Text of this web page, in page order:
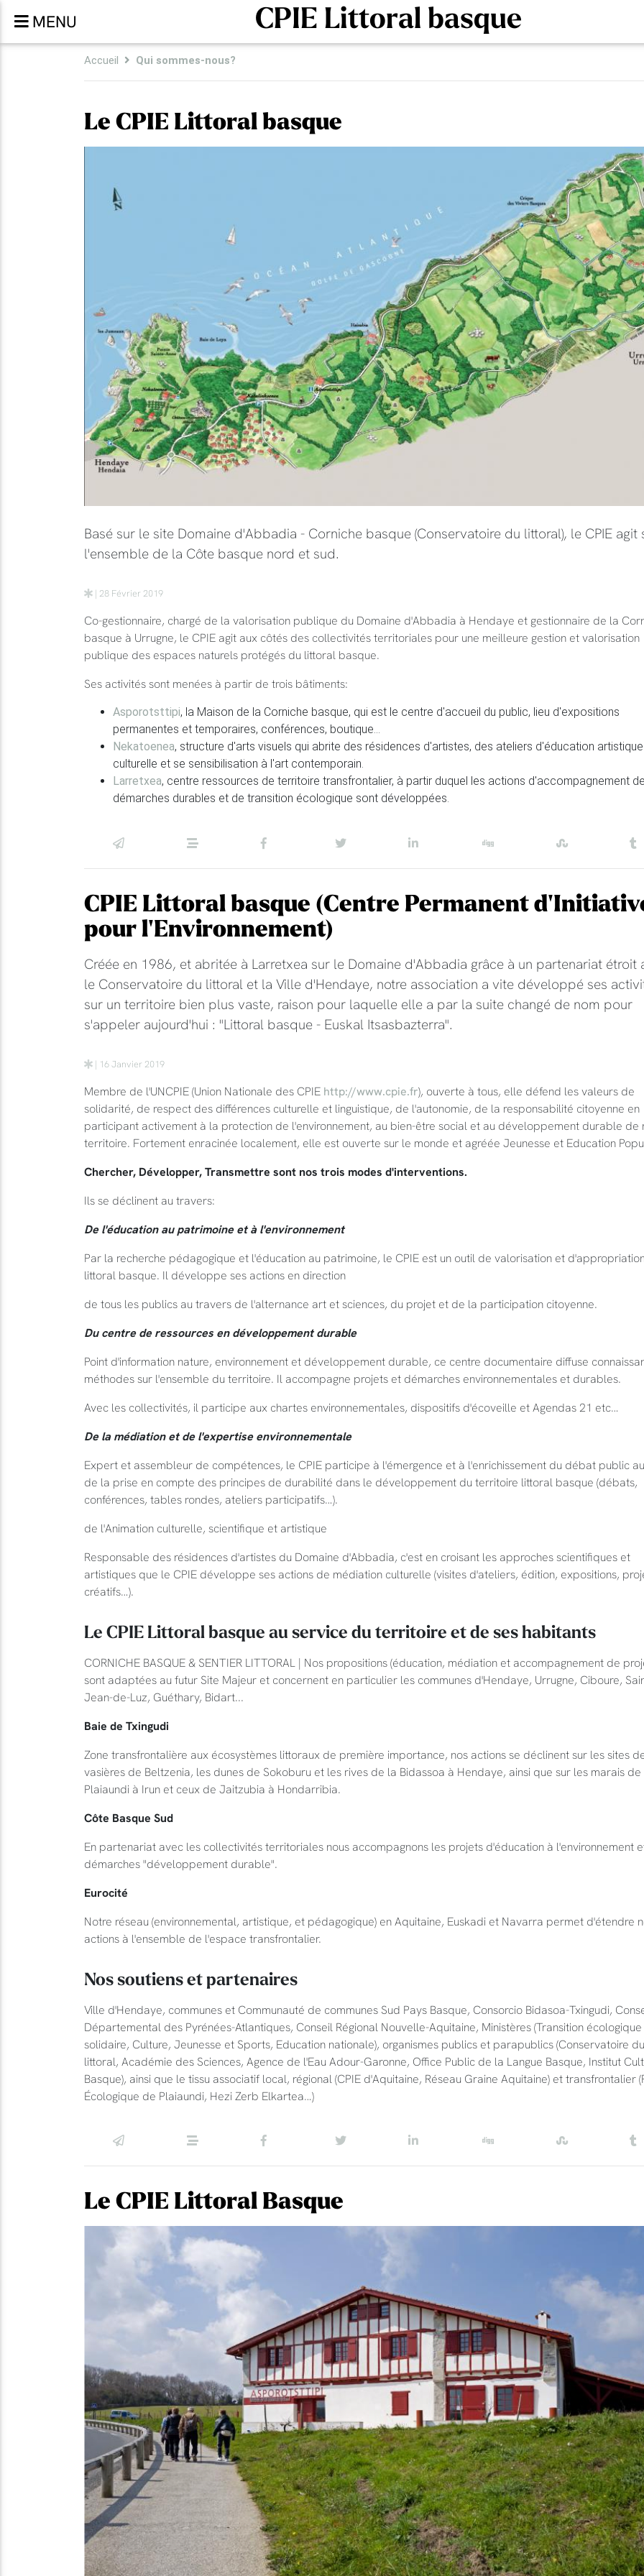
MENU CPIE Littoral basque
Accueil Qui sommes-nous?
Le CPIE Littoral basque
Basé sur le site Domaine d'Abbadia - Corniche basque (Conservatoire du littoral), le CPIE agit
l'ensemble de la Côte basque nord et sud.
| 28 Février 2019
Co-gestionnaire, chargé de la valorisation publique du Domaine d'Abbadia à Hendaye et gestionnaire de la
basque à Urrugne, le CPIE agit aux côtés des collectivités territoriales pour une meilleure gestion et valorisation
publique des espaces naturels protégés du littoral basque.
Ses activités sont menées à partir de trois bâtiments:
Asporotsttipi, la Maison de la Corniche basque, qui est le centre d'accueil du public, lieu d'expositions
permanentes et temporaires, conférences, boutique...
Nekatoenea, structure d'arts visuels qui abrite des résidences d'artistes, des ateliers d'éducation
culturelle et se sensibilisation à l'art contemporain.
Larretxea, centre ressources de territoire transfrontalier, à partir duquel les actions d'accompagnement
démarches durables et de transition écologique sont développées.
CPIE Littoral basque (Centre Permanent
pour l'Environnement)
Créée en 1986, et abritée à Larretxea sur le Domaine d'Abbadia grâce à un partenariat étroit
le Conservatoire du littoral et la Ville d'Hendaye, notre association a vite développé ses
sur un territoire bien plus vaste, raison pour laquelle elle a par la suite changé de nom pour
s'appeler aujourd'hui : "Littoral basque - Euskal Itsasbazterra".
| 16 Janvier 2019
Membre de l'UNCPIE (Union Nationale des CPIE http://www.cpie.fr), ouverte à tous, elle défend les valeurs de
solidarité, de respect des différences culturelle et linguistique, de l'autonomie, de la responsabilité citoyenne en
participant activement à la protection de l'environnement, au bien-être social et au développement durable de
territoire. Fortement enracinée localement, elle est ouverte sur le monde et agréée Jeunesse et Education
Chercher, Développer, Transmettre sont nos trois modes d'interventions.
Ils se déclinent au travers:
De l'éducation au patrimoine et à l'environnement
Par la recherche pédagogique et l'éducation au patrimoine, le CPIE est un outil de valorisation et
littoral basque. Il développe ses actions en direction
de tous les publics au travers de l'alternance art et sciences, du projet et de la participation citoyenne.
Du centre de ressources en développement durable
Point d'information nature, environnement et développement durable, ce centre documentaire diffuse
méthodes sur l'ensemble du territoire. Il accompagne projets et démarches environnementales et durables.
Avec les collectivités, il participe aux chartes environnementales, dispositifs d'écoveille et Agendas 21 etc…
De la médiation et de l'expertise environnementale
Expert et assembleur de compétences, le CPIE participe à l'émergence et à l'enrichissement du débat public
de la prise en compte des principes de durabilité dans le développement du territoire littoral basque (débats,
conférences, tables rondes, ateliers participatifs…).
de l'Animation culturelle, scientifique et artistique
Responsable des résidences d'artistes du Domaine d'Abbadia, c'est en croisant les approches scientifiques et
artistiques que le CPIE développe ses actions de médiation culturelle (visites d'ateliers, édition, expositions,
créatifs…).
Le CPIE Littoral basque au service du territoire et de ses habitants
CORNICHE BASQUE & SENTIER LITTORAL | Nos propositions (éducation, médiation et accompagnement de
sont adaptées au futur Site Majeur et concernent en particulier les communes d'Hendaye, Urrugne, Ciboure,
Jean-de-Luz, Guéthary, Bidart...
Baie de Txingudi
Zone transfrontalière aux écosystèmes littoraux de première importance, nos actions se déclinent sur les sites
vasières de Beltzenia, les dunes de Sokoburu et les rives de la Bidassoa à Hendaye, ainsi que sur les marais de
Plaiaundi à Irun et ceux de Jaitzubia à Hondarribia.
Côte Basque Sud
En partenariat avec les collectivités territoriales nous accompagnons les projets d'éducation à l'environnement
démarches "développement durable".
Eurocité
Notre réseau (environnemental, artistique, et pédagogique) en Aquitaine, Euskadi et Navarra permet d'étendre
actions à l'ensemble de l'espace transfrontalier.
Nos soutiens et partenaires
Ville d'Hendaye, communes et Communauté de communes Sud Pays Basque, Consorcio Bidasoa-Txingudi,
Départemental des Pyrénées-Atlantiques, Conseil Régional Nouvelle-Aquitaine, Ministères (Transition
solidaire, Culture, Jeunesse et Sports, Education nationale), organismes publics et parapublics (Conservatoire du
littoral, Académie des Sciences, Agence de l'Eau Adour-Garonne, Office Public de la Langue Basque, Institut
Basque), ainsi que le tissu associatif local, régional (CPIE d'Aquitaine, Réseau Graine Aquitaine) et transfrontalier
Écologique de Plaiaundi, Hezi Zerb Elkartea…)
Le CPIE Littoral Basque